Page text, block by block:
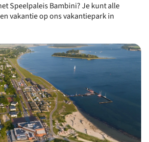
Speelpaleis Bambini? Je kunt alle
vakantie op ons vakantiepark in